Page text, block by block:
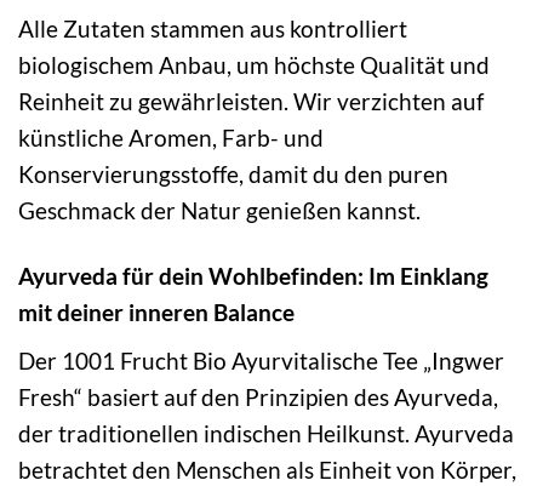
Alle Zutaten stammen aus kontrolliert
biologischem Anbau, um höchste Qualität und
Reinheit zu gewährleisten. Wir verzichten auf
künstliche Aromen, Farb- und
Konservierungsstoffe, damit du den puren
Geschmack der Natur genießen kannst.
Ayurveda für dein Wohlbefinden: Im Einklang
mit deiner inneren Balance
Der 1001 Frucht Bio Ayurvitalische Tee „Ingwer
Fresh“ basiert auf den Prinzipien des Ayurveda,
der traditionellen indischen Heilkunst. Ayurveda
betrachtet den Menschen als Einheit von Körper,